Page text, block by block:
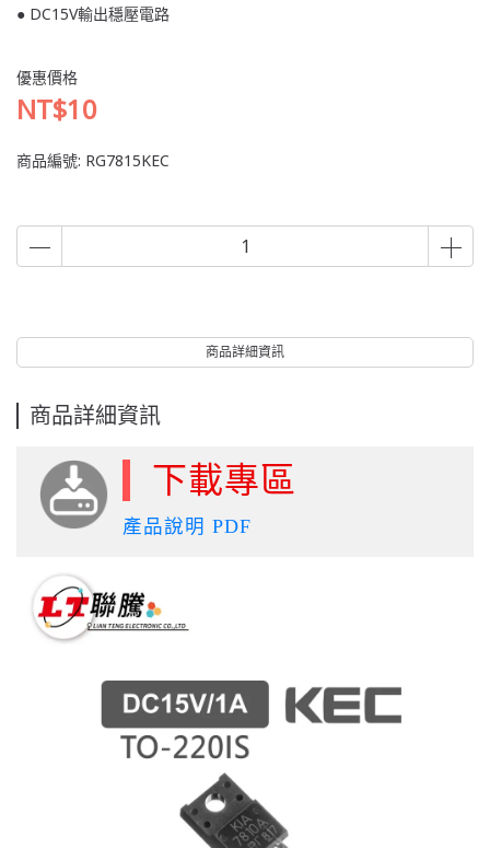
● DC15V輸出穩壓電路
優惠價格
NT$10
商品編號: RG7815KEC
商品詳細資訊
商品詳細資訊
下載專區
產品說明 PDF